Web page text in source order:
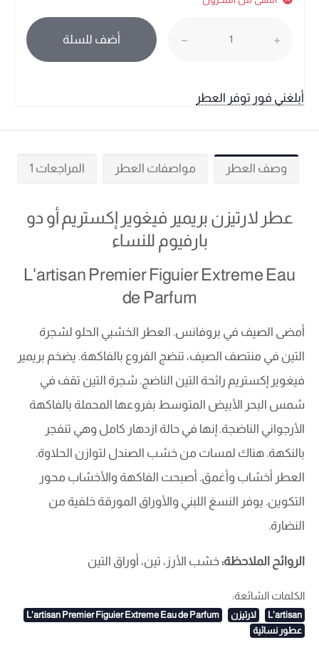
أضف للسلة
أبلغني فور توفر العطر
وصف العطر مواصفات العطر المراجعات 1
عطر لارتيزن بريمير فيغوير إكستريم أو دو
بارفيوم للنساء
L'artisan Premier Figuier Extreme Eau
de Parfum
أمضى الصيف في بروفانس. العطر الخشبي الحلو لشجرة
التين في منتصف الصيف، تنضج الفروع بالفاكهة. يضخم بريمير
فيغوير إكستريم رائحة التين الناضج. شجرة التين تقف في
شمس البحر الأبيض المتوسط بفروعها المحملة بالفاكهة
الأرجواني الناضجة. إنها في حالة ازدهار كامل وهي تنفجر
بالنكهة. هناك لمسات من خشب الصندل لتوازن الحلاوة.
العطر أخشاب وأغمق. أصبحت الفاكهة والأخشاب محور
التكوين. يوفر النسغ اللبني والأوراق المورقة خلفية من
النضارة.
الروائح الملاحظة: خشب الأرز، تين، أوراق التين
الكلمات الشائعة:
L'artisan لارتيزن
L'artisan Premier Figuier Extreme Eau de Parfum
عطور نسائية